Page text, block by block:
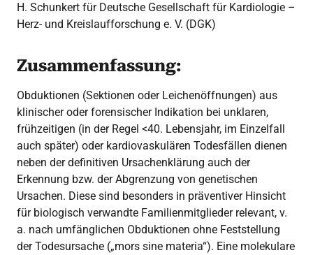
H. Schunkert für Deutsche Gesellschaft für Kardiologie –
Herz- und Kreislaufforschung e. V. (DGK)
Zusammenfassung:
Obduktionen (Sektionen oder Leichenöffnungen) aus
klinischer oder forensischer Indikation bei unklaren,
frühzeitigen (in der Regel <40. Lebensjahr, im Einzelfall
auch später) oder kardiovaskulären Todesfällen dienen
neben der definitiven Ursachenklärung auch der
Erkennung bzw. der Abgrenzung von genetischen
Ursachen. Diese sind besonders in präventiver Hinsicht
für biologisch verwandte Familienmitglieder relevant, v.
a. nach umfänglichen Obduktionen ohne Feststellung
der Todesursache („mors sine materia“). Eine molekulare